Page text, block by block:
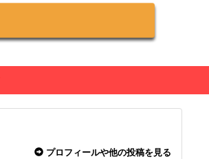
プロフィールや他の投稿を見る